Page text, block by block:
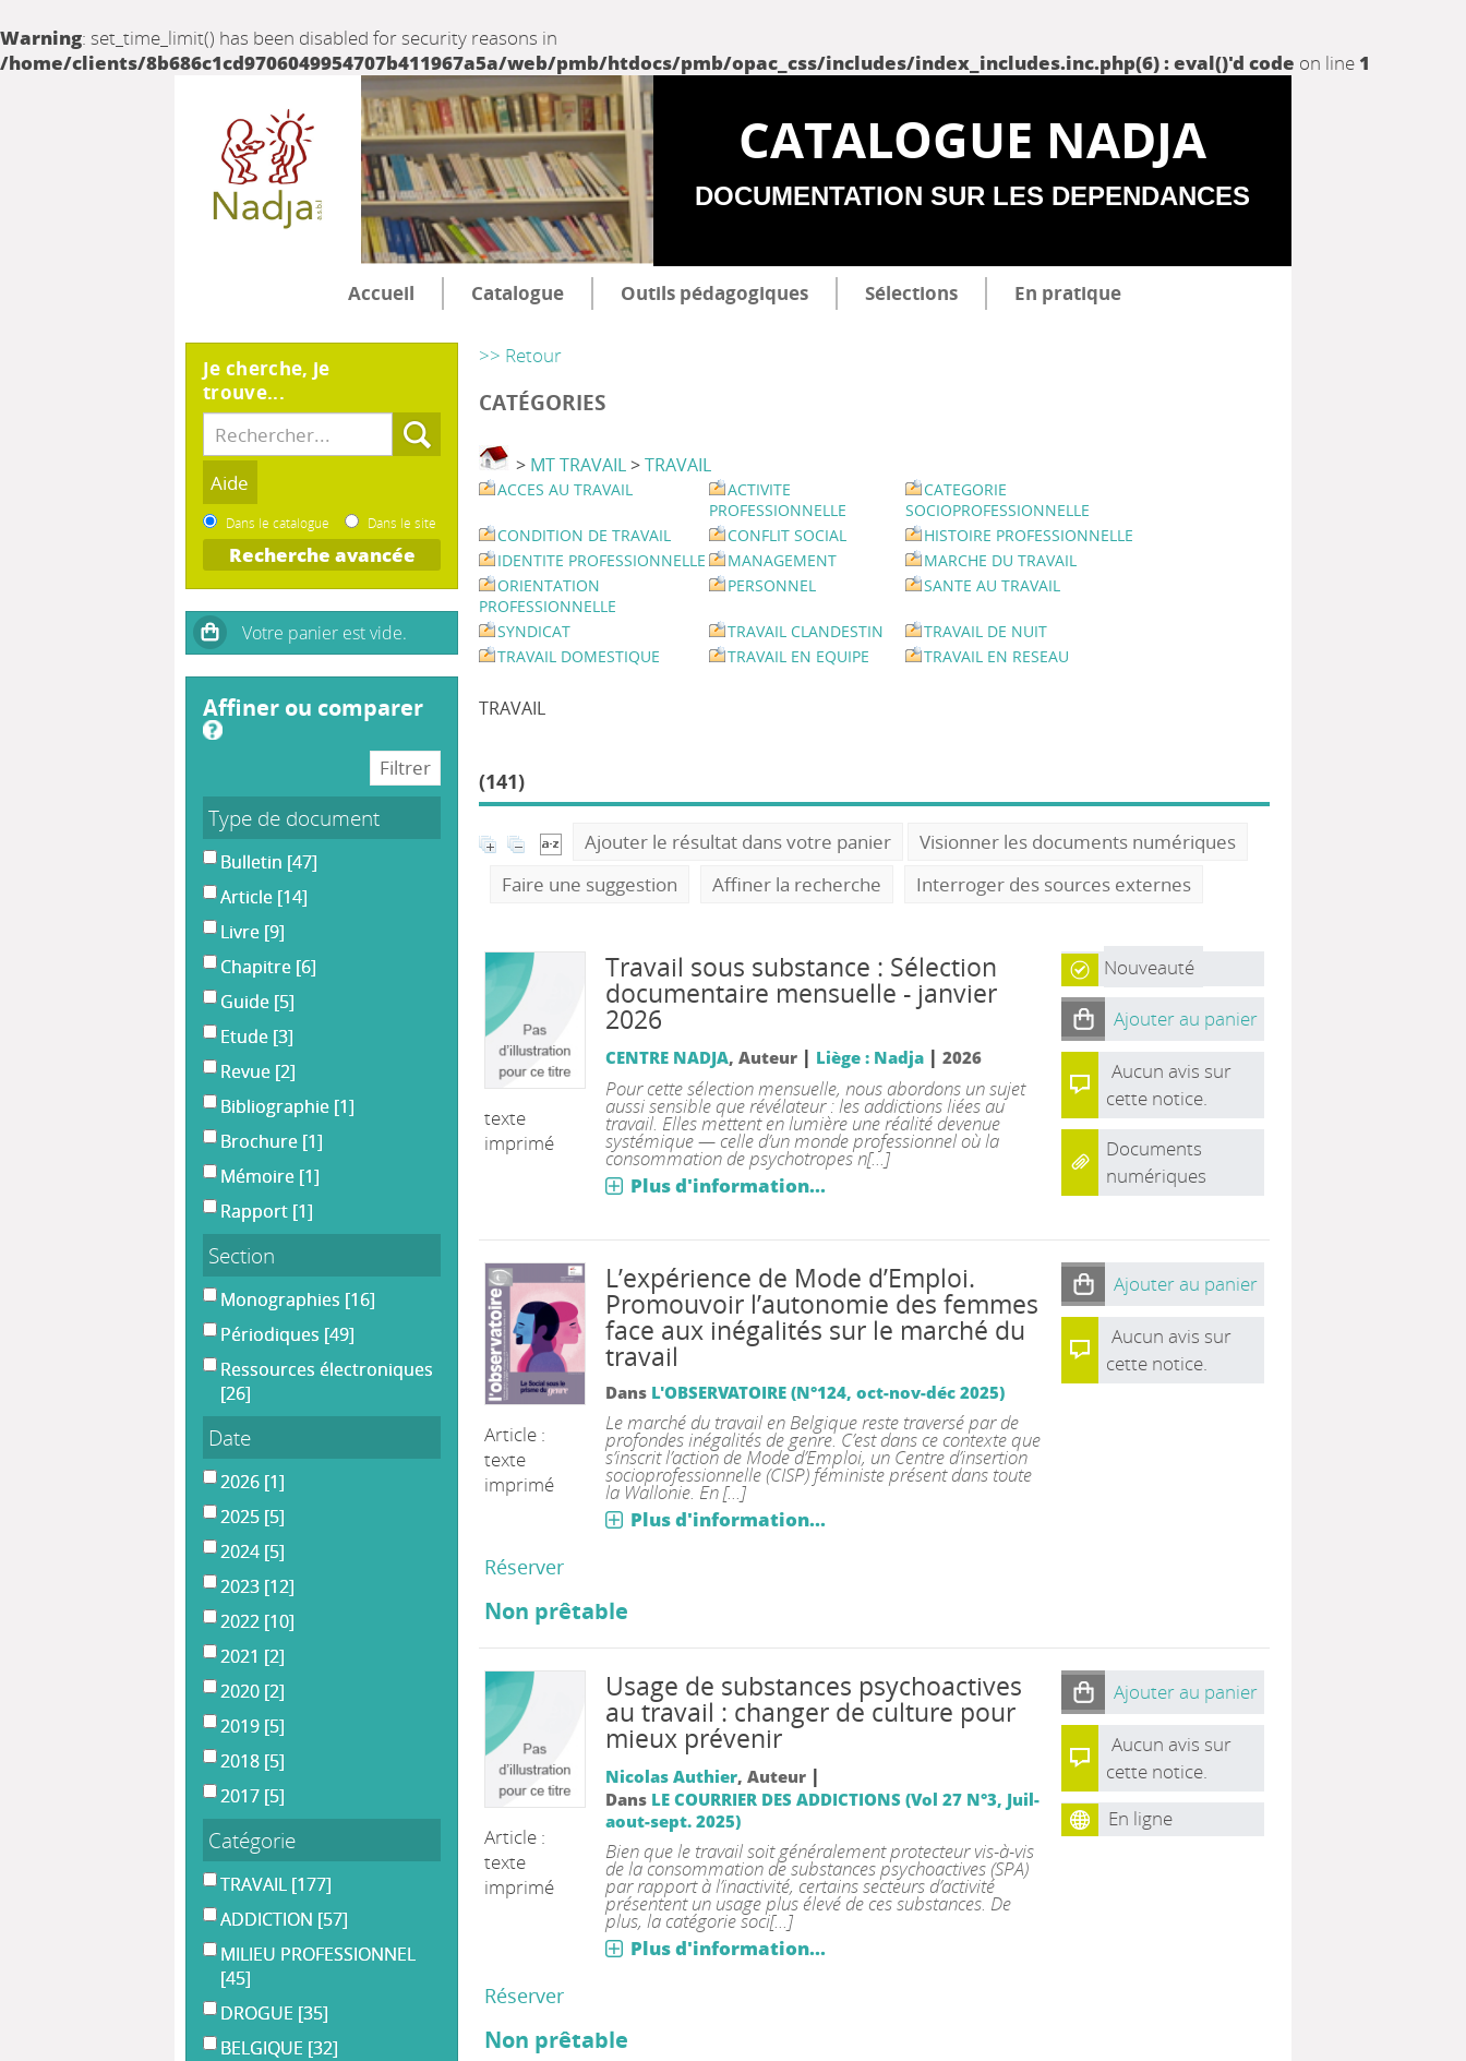
Warning: set_time_limit() has been disabled for security reasons in
/home/clients/8b686c1cd9706049954707b411967a5a/web/pmb/htdocs/pmb/opac_css/includes/index_includes.inc.php(6) : eval()'d code on line 1
CATALOGUE NADJA
DOCUMENTATION SUR LES DEPENDANCES
Accueil Catalogue Outils pédagogiques Sélections En pratique
>> Retour
CATÉGORIES
> MT TRAVAIL>TRAVAIL
ACCES AU TRAVAIL
ACTIVITE
PROFESSIONNELLE
CATEGORIE
SOCIOPROFESSIONNELLE
CONDITION DE TRAVAIL
CONFLIT SOCIAL
HISTOIRE PROFESSIONNELLE
IDENTITE PROFESSIONNELLE
MANAGEMENT
MARCHE DU TRAVAIL
ORIENTATION
PROFESSIONNELLE
PERSONNEL SANTE AU TRAVAIL
SYNDICAT TRAVAIL CLANDESTIN
TRAVAIL DE NUIT
TRAVAIL DOMESTIQUE
TRAVAIL EN EQUIPE TRAVAIL EN RESEAU
TRAVAIL
(141)
Ajouter le résultat dans votre panier
Visionner les documents numériques
Faire une suggestion
Affiner la recherche Interroger des sources externes
texte
imprimé
Travail sous substance : Sélection
documentaire mensuelle - janvier
2026
CENTRE NADJA, Auteur | Liège : Nadja| 2026
Pour cette sélection mensuelle, nous abordons un sujet
aussi sensible que révélateur : les addictions liées au
travail. Elles mettent en lumière une réalité devenue
systémique — celle d’un monde professionnel où la
consommation de psychotropes n[...]
Plus d'information...
Nouveauté
Ajouter au panier
Aucun avis sur
cette notice.
Documents
numériques
Article :
texte
imprimé
L’expérience de Mode d’Emploi.
Promouvoir l’autonomie des femmes
face aux inégalités sur le marché du
travail
Dans L'OBSERVATOIRE (N°124, oct-nov-déc 2025)
Le marché du travail en Belgique reste traversé par de
profondes inégalités de genre. C’est dans ce contexte que
s’inscrit l’action de Mode d’Emploi, un Centre d’insertion
socioprofessionnelle (CISP) féministe présent dans toute
la Wallonie. En [...]
Plus d'information...
Ajouter au panier
Aucun avis sur
cette notice.
Réserver
Non prêtable
Article :
texte
imprimé
Usage de substances psychoactives
au travail : changer de culture pour
mieux prévenir
Nicolas Authier, Auteur |
Dans LE COURRIER DES ADDICTIONS (Vol 27 N°3, Juil-
aout-sept. 2025)
Bien que le travail soit généralement protecteur vis-à-vis
de la consommation de substances psychoactives (SPA)
par rapport à l’inactivité, certains secteurs d’activité
présentent un usage plus élevé de ces substances. De
plus, la catégorie soci[...]
Plus d'information...
Ajouter au panier
Aucun avis sur
cette notice.
En ligne
Réserver
Non prêtable
Je cherche, je
trouve...
Dans le catalogue Dans le site
Recherche avancée
affiner ou comparer
Type de document
Bulletin [47]
Article [14]
Livre [9]
Chapitre [6]
Guide [5]
Etude [3]
Revue [2]
Bibliographie [1]
Brochure [1]
Mémoire [1]
Rapport [1]
Section
Monographies [16]
Périodiques [49]
Ressources électroniques
[26]
Date
2026 [1]
2025 [5]
2024 [5]
2023 [12]
2022 [10]
2021 [2]
2020 [2]
2019 [5]
2018 [5]
2017 [5]
Catégorie
TRAVAIL [177]
ADDICTION [57]
MILIEU PROFESSIONNEL
[45]
DROGUE [35]
BELGIQUE [32]